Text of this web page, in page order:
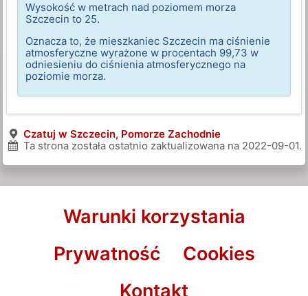
Wysokość w metrach nad poziomem morza
Szczecin to 25.
Oznacza to, że mieszkaniec Szczecin ma ciśnienie
atmosferyczne wyrażone w procentach 99,73 w
odniesieniu do ciśnienia atmosferycznego na
poziomie morza.
Czatuj w Szczecin, Pomorze Zachodnie
Ta strona została ostatnio zaktualizowana na 2022-09-01.
Warunki korzystania
Prywatność
Cookies
Kontakt